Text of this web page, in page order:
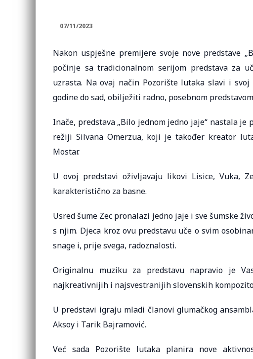
07/11/2023
Nakon uspješne premijere svoje nove predstave
počinje sa tradicionalnom serijom predstava za
uzrasta. Na ovaj način Pozorište lutaka slavi i
godine do sad, obilježiti radno, posebnom
Inače, predstava „Bilo jednom jedno jaje“ nastala je
režiji Silvana Omerzua, koji je također kreator
Mostar.
U ovoj predstavi oživljavaju likovi Lisice, Vuka,
karakteristično za basne.
Usred šume Zec pronalazi jedno jaje i sve šumske
s njim. Djeca kroz ovu predstavu uče o svim
snage i, prije svega, radoznalosti.
Originalnu muziku za predstavu napravio je
najkreativnijih i najsvestranijih slovenskih
U predstavi igraju mladi članovi glumačkog
Aksoy i Tarik Bajramović.
Već sada Pozorište lutaka planira nove